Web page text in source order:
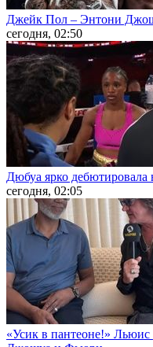
Джейк Пол – Энтони
сегодня, 02:50
Дюбуа ярко дебютировала
сегодня, 02:05
«Усик в пантеоне!» Льюис